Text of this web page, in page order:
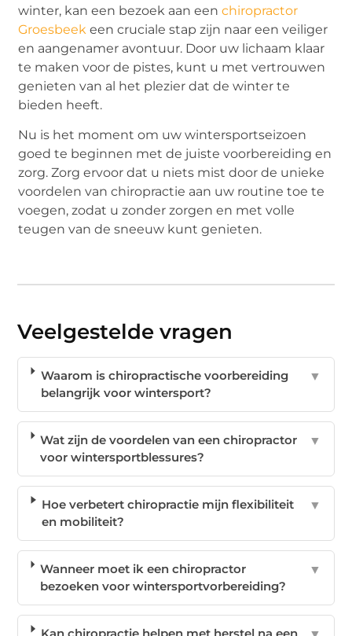
winter, kan een bezoek aan eenchiropractor
Groesbeek een cruciale stap zijn naar een veiliger
en aangenamer avontuur. Door uw lichaam klaar
te maken voor de pistes, kunt u met vertrouwen
genieten van al het plezier dat de winter te
bieden heeft.
Nu is het moment om uw wintersportseizoen
goed te beginnen met de juiste voorbereiding en
zorg. Zorg ervoor dat u niets mist door de unieke
voordelen van chiropractie aan uw routine toe te
voegen, zodat u zonder zorgen en met volle
teugen van de sneeuw kunt genieten.
Veelgestelde vragen
Waarom is chiropractische voorbereiding
belangrijk voor wintersport?
▼
Wat zijn de voordelen van een chiropractor
voor wintersportblessures?
▼
Hoe verbetert chiropractie mijn flexibiliteit
en mobiliteit?
▼
Wanneer moet ik een chiropractor
bezoeken voor wintersportvorbereiding?
▼